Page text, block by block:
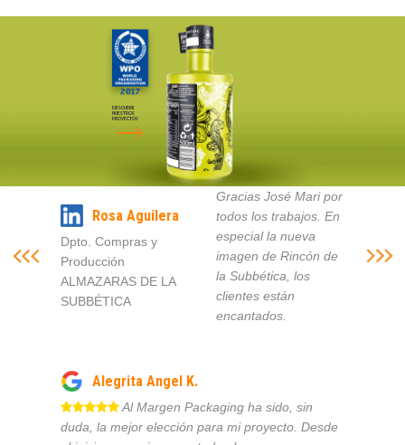
DESCUBRE
NUESTROS
PROYECTOS
Rosa Aguilera
Dpto. Compras y
Producción
ALMAZARAS DE LA
SUBBÉTICA
Gracias José Mari por
todos los trabajos. En
especial la nueva
imagen de Rincón de
la Subbética, los
clientes están
encantados.
Alegrita Angel K.
Al Margen Packaging ha sido, sin
duda, la mejor elección para mi proyecto. Desde